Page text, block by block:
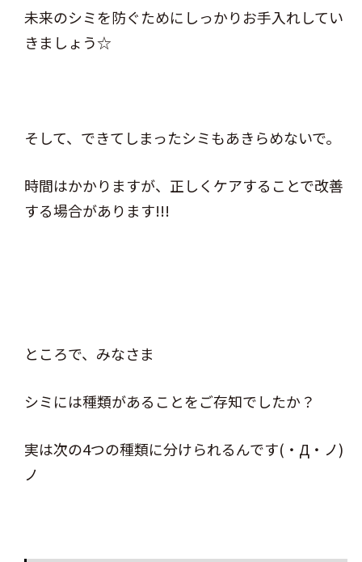
未来のシミを防ぐためにしっかりお手入れしてい
きましょう☆
そして、できてしまったシミもあきらめないで。
時間はかかりますが、正しくケアすることで改善
する場合があります!!!
ところで、みなさま
シミには種類があることをご存知でしたか？
実は次の4つの種類に分けられるんです(・Д・ノ)
ノ